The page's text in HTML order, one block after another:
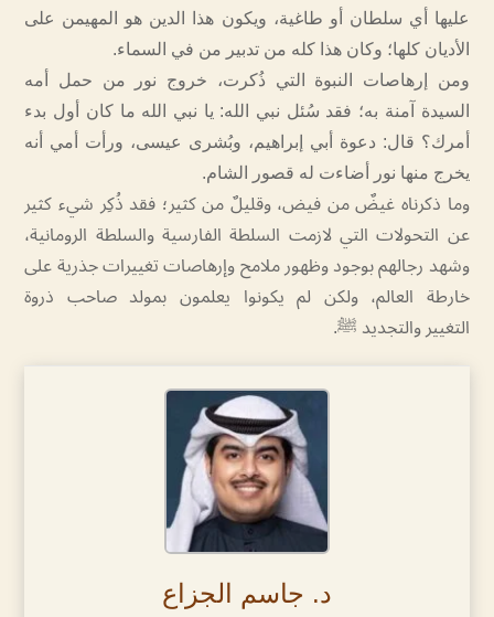
عليها أي سلطان أو طاغية، ويكون هذا الدين هو المهيمن على
الأديان كلها؛ وكان هذا كله من تدبير من في السماء.
ومن إرهاصات النبوة التي ذُكرت، خروج نور من حمل أمه
السيدة آمنة به؛ فقد سُئل نبي الله: يا نبي الله ما كان أول بدء
أمرك؟ قال: دعوة أبي إبراهيم، وبُشرى عيسى، ورأت أمي أنه
يخرج منها نور أضاءت له قصور الشام.
وما ذكرناه غيضٌ من فيض، وقليلٌ من كثير؛ فقد ذُكِر شيء كثير
عن التحولات التي لازمت السلطة الفارسية والسلطة الرومانية،
وشهد رجالهم بوجود وظهور ملامح وإرهاصات تغييرات جذرية على
خارطة العالم، ولكن لم يكونوا يعلمون بمولد صاحب ذروة
التغيير والتجديد ﷺ.
د. جاسم الجزاع